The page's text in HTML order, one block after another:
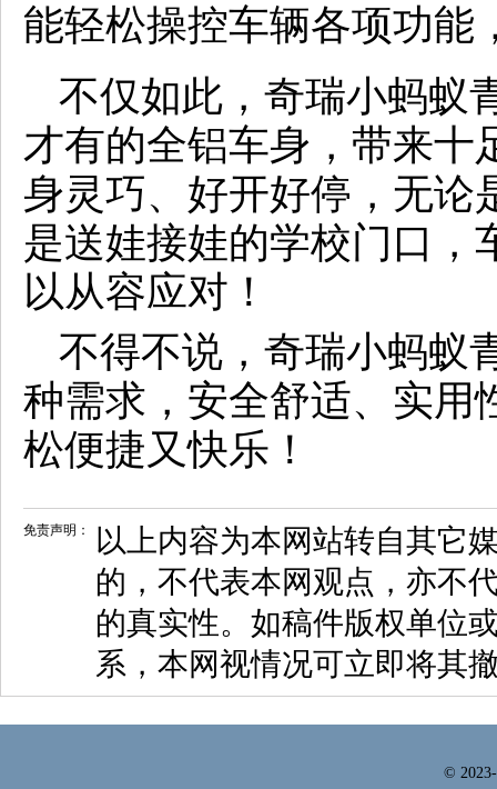
能轻松操控车辆各项功能
不仅如此，奇瑞小蚂蚁
才有的全铝车身，带来十
身灵巧、好开好停，无论
是送娃接娃的学校门口，
以从容应对！
不得不说，奇瑞小蚂蚁
种需求，安全舒适、实用
松便捷又快乐！
免责声明：
以上内容为本网站转自其它
的，不代表本网观点，亦不
的真实性。如稿件版权单位
系，本网视情况可立即将其
©